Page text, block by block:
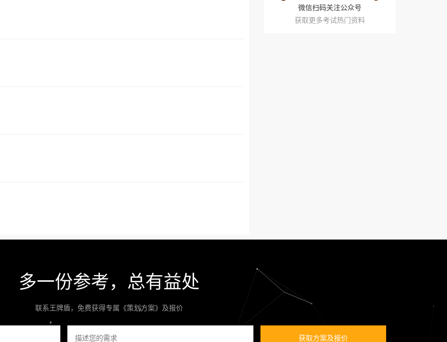
微信扫码关注公众号
获取更多考试热门资料
多一份参考，总有益处
联系王牌盾，免费获得专属《策划方案》及报价
获取方案及报价